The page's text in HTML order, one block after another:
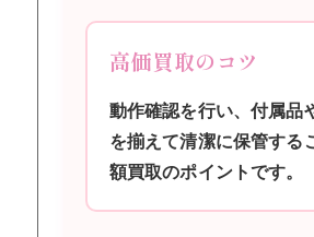
高価買取のコツ
動作確認を行い、付属品
を揃えて清潔に保管する
額買取のポイントです。